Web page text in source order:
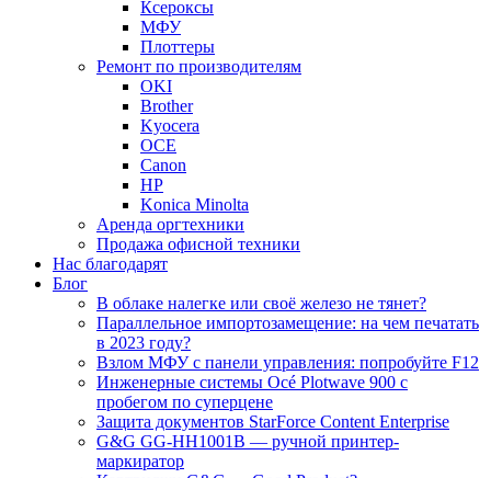
Ксероксы
МФУ
Плоттеры
Ремонт по производителям
OKI
Brother
Kyocera
OCE
Canon
HP
Konica Minolta
Аренда оргтехники
Продажа офисной техники
Нас благодарят
Блог
В облаке налегке или своё железо не тянет?
Параллельное импортозамещение: на чем печатать
в 2023 году?
Взлом МФУ с панели управления: попробуйте F12
Инженерные системы Océ Plotwave 900 с
пробегом по суперцене
Защита документов StarForce Content Enterprise
G&G GG-HH1001B — ручной принтер-
маркиратор